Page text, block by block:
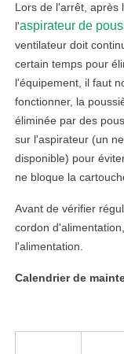
Lors de l'arrêt, après
l'aspirateur de
ventilateur doit
certain temps pour
l'équipement, il faut
fonctionner, la
éliminée par des
sur l'aspirateur (un
disponible) pour
ne bloque la
Avant de vérifier
cordon
l'alimentation.
Calendrier de